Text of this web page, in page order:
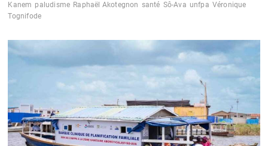
Kanem paludisme Raphaël Akotegnon santé Sô-Ava unfpa Véronique
Tognifode